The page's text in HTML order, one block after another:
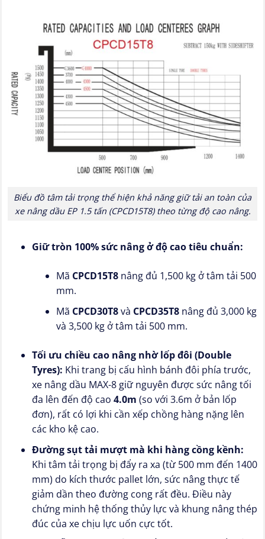
Biểu đồ tâm tải trọng thể hiện khả năng giữ tải an toàn của
xe nâng dầu EP 1.5 tấn (CPCD15T8) theo từng độ cao nâng.
Giữ tròn 100% sức nâng ở độ cao tiêu chuẩn:
Mã CPCD15T8nâng đủ 1,500 kg ở tâm tải 500
mm.
Mã CPCD30T8và CPCD35T8nâng đủ 3,000 kg
và 3,500 kg ở tâm tải 500 mm.
Tối ưu chiều cao nâng nhờ lốp đôi (Double
Tyres): Khi trang bị cấu hình bánh đôi phía trước,
xe nâng dầu MAX-8 giữ nguyên được sức nâng tối
đa lên đến độ cao 4.0m (so với 3.6m ở bản lốp
đơn), rất có lợi khi cần xếp chồng hàng nặng lên
các kho kệ cao.
Đường sụt tải mượt mà khi hàng cồng kềnh:
Khi tâm tải trọng bị đẩy ra xa (từ 500 mm đến 1400
mm) do kích thước pallet lớn, sức nâng thực tế
giảm dần theo đường cong rất đều. Điều này
chứng minh hệ thống thủy lực và khung nâng thép
đúc của xe chịu lực uốn cực tốt.